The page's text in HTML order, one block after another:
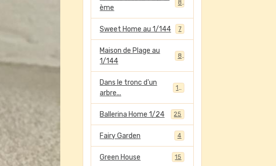
ème
Sweet Home au 1/144 7
Maison de Plage au
1/144
Dans le tronc d'un
arbre...
Ballerina Home 1/24 25
Fairy Garden 4
Green House 15